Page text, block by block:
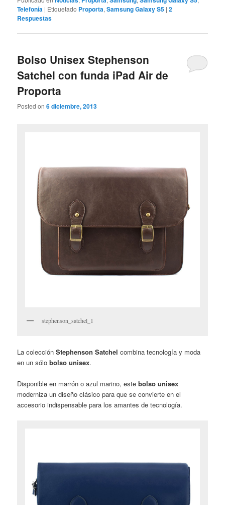
Telefonía | Etiquetado Proporta,Samsung Galaxy S5 |2
Respuestas
Bolso Unisex Stephenson
Satchel con funda iPad Air de
Proporta
Posted on6 diciembre, 2013
stephenson_satchel_1
La colecciónStephenson Satchel combina tecnología y moda
en un sólobolso unisex.
Disponible en marrón o azul marino, estebolso unisex
moderniza un diseño clásico para que se convierte en el
accesorio indispensable para los amantes de tecnología.